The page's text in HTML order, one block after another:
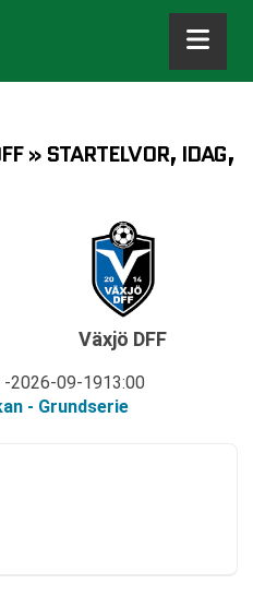
» STARTELVOR, IDAG,
2026-09-1913:00
- Grundserie
Växjö DFF